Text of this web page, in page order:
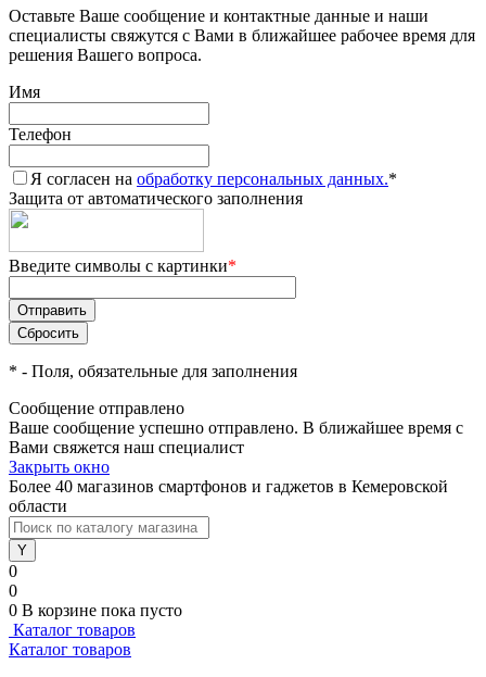
Оставьте Ваше сообщение и контактные данные и наши
специалисты свяжутся с Вами в ближайшее рабочее время для
решения Вашего вопроса.
Имя
Телефон
Я согласен на обработку персональных данных.*
Защита от автоматического заполнения
Введите символы с картинки*
* - Поля, обязательные для заполнения
Сообщение отправлено
Ваше сообщение успешно отправлено. В ближайшее время с
Вами свяжется наш специалист
Закрыть окно
Более 40 магазинов смартфонов и гаджетов в Кемеровской
области
0
0
0 В корзине пока пусто
Каталог товаров
Каталог товаров